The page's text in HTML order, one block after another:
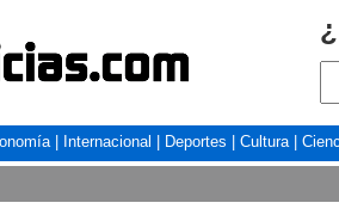
| Internacional Deportes Cultura|